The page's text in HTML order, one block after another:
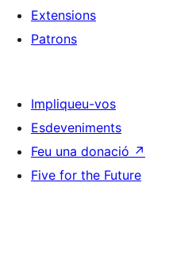
Extensions
Patrons
Impliqueu-vos
Esdeveniments
Feu una donació ↗
Five for the Future